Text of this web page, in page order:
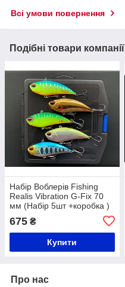
Всі умови повернення
Подібні товари компанії
Набір Воблерів Fishing
Realis Vibration G-Fix 70
мм (Набір 5шт +коробка )
675 ₴
Купити
Про нас